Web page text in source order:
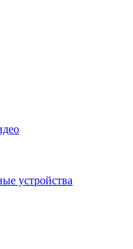
устройства